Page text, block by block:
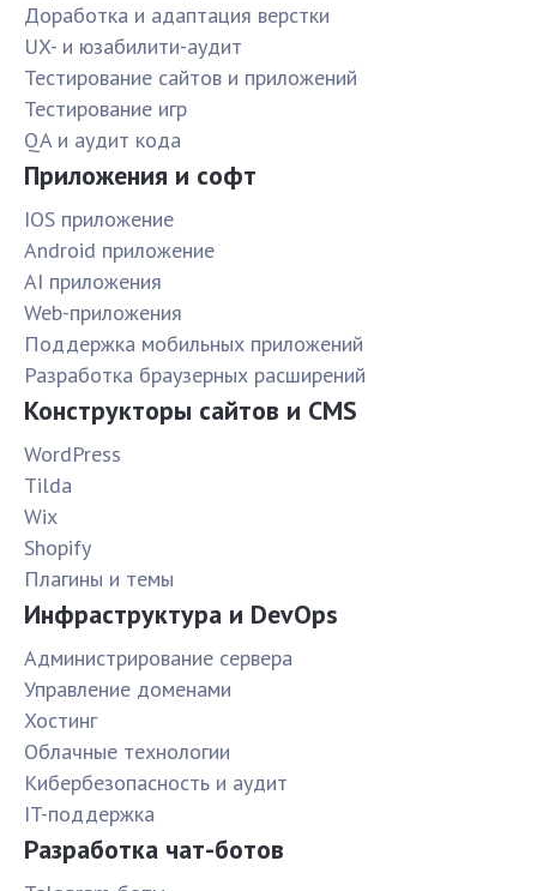
Доработка и адаптация верстки
UX- и юзабилити-аудит
Тестирование сайтов и приложений
Тестирование игр
QA и аудит кода
Приложения и софт
IOS приложение
Android приложение
AI приложения
Web-приложения
Поддержка мобильных приложений
Разработка браузерных расширений
Конструкторы сайтов и CMS
WordPress
Tilda
Wix
Shopify
Плагины и темы
Инфраструктура и DevOps
Администрирование сервера
Управление доменами
Хостинг
Облачные технологии
Кибербезопасность и аудит
IT-поддержка
Разработка чат-ботов